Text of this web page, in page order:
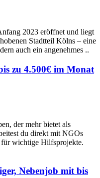
2023 eröffnet und liegt
Stadtteil Kölns – eine
auch ein angenehmes ..
zu 4.500€ im Monat
der mehr bietet als
du direkt mit NGOs
für wichtige Hilfsprojekte.
Nebenjob mit bis